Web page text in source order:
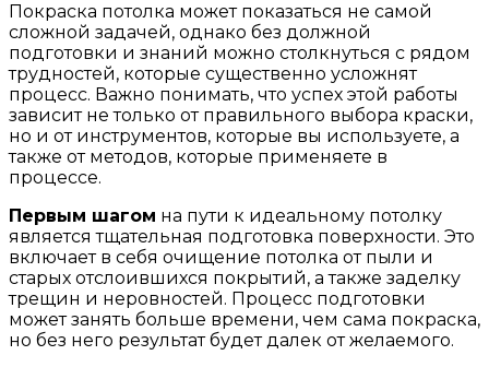
Покраска потолка может показаться не самой
сложной задачей, однако без должной
подготовки и знаний можно столкнуться с рядом
трудностей, которые существенно усложнят
процесс. Важно понимать, что успех этой работы
зависит не только от правильного выбора краски,
но и от инструментов, которые вы используете, а
также от методов, которые применяете в
процессе.
Первым шагом на пути к идеальному потолку
является тщательная подготовка поверхности. Это
включает в себя очищение потолка от пыли и
старых отслоившихся покрытий, а также заделку
трещин и неровностей. Процесс подготовки
может занять больше времени, чем сама покраска,
но без него результат будет далек от желаемого.